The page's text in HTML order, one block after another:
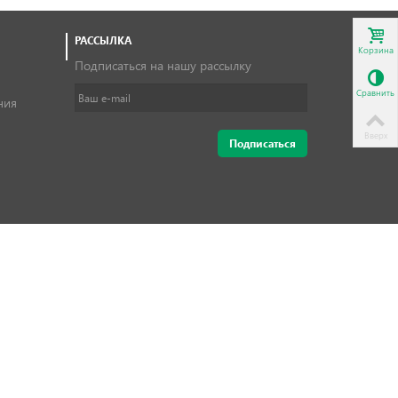
Корзина
Сравнить
Вверх
РАССЫЛКА
Подписаться на нашу рассылку